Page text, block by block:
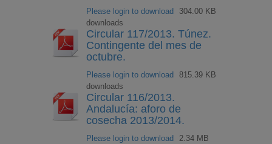
Please login to download
304.00 KB
downloads
Circular 117/2013. Túnez.
Contingente del mes de
octubre.
Please login to download
815.39 KB
downloads
Circular 116/2013.
Andalucía: aforo de
cosecha 2013/2014.
Please login to download
2.34 MB